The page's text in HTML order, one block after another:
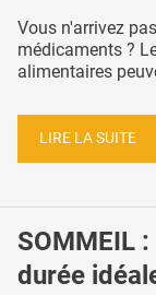
Vous n'arrivez
médicaments ?
alimentaires
LIRE LA SUITE
SOMMEIL
durée